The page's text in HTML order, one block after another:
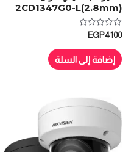
2CD1347G0-L(2.8mm)
تم
التقييم
من
5
EGP4100
إضافة إلى السلة